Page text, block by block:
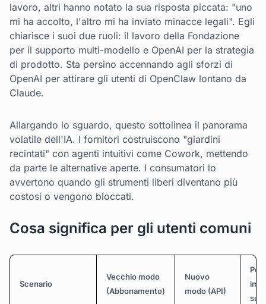
lavoro, altri hanno notato la sua risposta piccata: "uno
mi ha accolto, l'altro mi ha inviato minacce legali". Egli
chiarisce i suoi due ruoli: il lavoro della Fondazione
per il supporto multi-modello e OpenAI per la strategia
di prodotto. Sta persino accennando agli sforzi di
OpenAI per attirare gli utenti di OpenClaw lontano da
Claude.
Allargando lo sguardo, questo sottolinea il panorama
volatile dell'IA. I fornitori costruiscono "giardini
recintati" con agenti intuitivi come Cowork, mettendo
da parte le alternative aperte. I consumatori lo
avvertono quando gli strumenti liberi diventano più
costosi o vengono bloccati.
Cosa significa per gli utenti comuni
Scenario
Vecchio modo
(Abbonamento)
Nuovo
modo (API)
sui